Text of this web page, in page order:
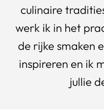
culinaire
werk ik in het
de rijke smaken
inspireren en ik
jullie